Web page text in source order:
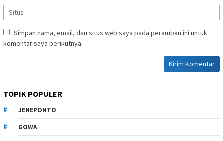
Simpan nama, email, dan situs web saya pada peramban ini untuk
komentar saya berikutnya.
TOPIK POPULER
JENEPONTO
GOWA